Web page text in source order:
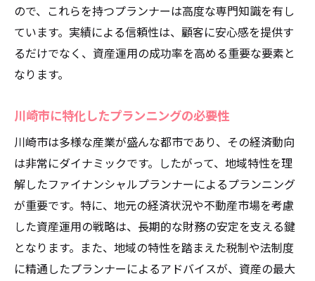
成功事例から学ぶファイナンシャルプランナー
の実践的戦略
川崎市での成功事例とその要因
実例を基にした資産運用プランの立案
ファイナンシャルプランナーの成功事例分
析
実践的な戦略で資産運用を成功に導く
具体例から学ぶファイナンシャルプランナ
ーの手法
市場変化に対応するファイナンシャルプランナ
ので、これらを持つプランナーは高度な専門知識を有し
ています。実績による信頼性は、顧客に安心感を提供す
るだけでなく、資産運用の成功率を高める重要な要素と
なります。
川崎市に特化したプランニングの必要性
川崎市は多様な産業が盛んな都市であり、その経済動向
は非常にダイナミックです。したがって、地域特性を理
解したファイナンシャルプランナーによるプランニング
が重要です。特に、地元の経済状況や不動産市場を考慮
した資産運用の戦略は、長期的な財務の安定を支える鍵
となります。また、地域の特性を踏まえた税制や法制度
に精通したプランナーによるアドバイスが、資産の最大